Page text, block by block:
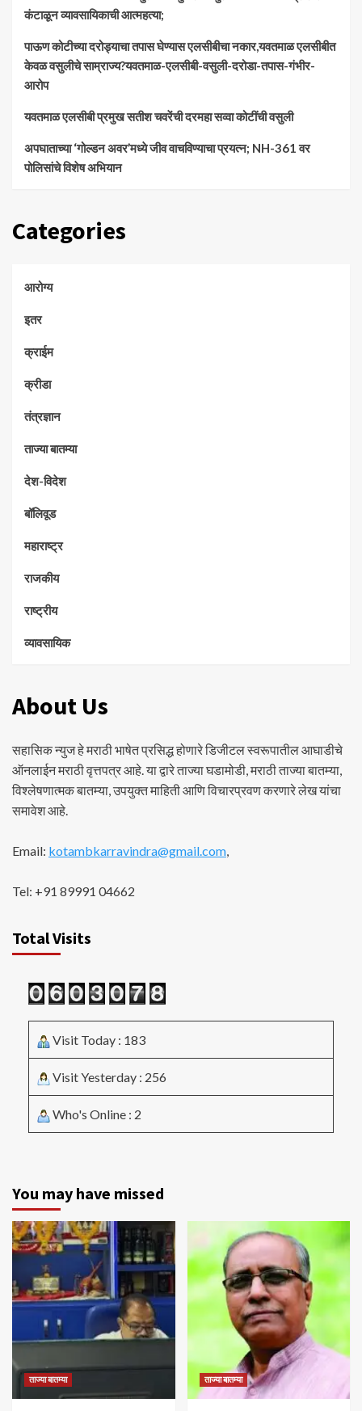
कंटाळून व्यावसायिकाची आत्महत्या;
पाऊण कोटीच्या दरोड्याचा तपास घेण्यास एलसीबीचा नकार,यवतमाळ एलसीबीत
केवळ वसुलीचे साम्राज्य?यवतमाळ-एलसीबी-वसुली-दरोडा-तपास-गंभीर-
आरोप
यवतमाळ एलसीबी प्रमुख सतीश चवरेंची दरमहा सव्वा कोटींची वसुली
अपघाताच्या ‘गोल्डन अवर’मध्ये जीव वाचविण्याचा प्रयत्न; NH-361 वर
पोलिसांचे विशेष अभियान
Categories
आरोग्य
इतर
क्राईम
क्रीडा
तंत्रज्ञान
ताज्या बातम्या
देश-विदेश
बॉलिवूड
महाराष्ट्र
राजकीय
राष्ट्रीय
व्यावसायिक
About Us
सहासिक न्युज हे मराठी भाषेत प्रसिद्ध होणारे डिजीटल स्वरूपातील आघाडीचे
ऑनलाईन मराठी वृत्तपत्र आहे. या द्वारे ताज्या घडामोडी, मराठी ताज्या बातम्या,
विश्लेषणात्मक बातम्या, उपयुक्त माहिती आणि विचारप्रवण करणारे लेख यांचा
समावेश आहे.
Email: kotambkarravindra@gmail.com,
Tel: +91 89991 04662
Total Visits
Visit Today : 183
Visit Yesterday : 256
Who's Online : 2
You may have missed
ताज्या बातम्या ताज्या बातम्या